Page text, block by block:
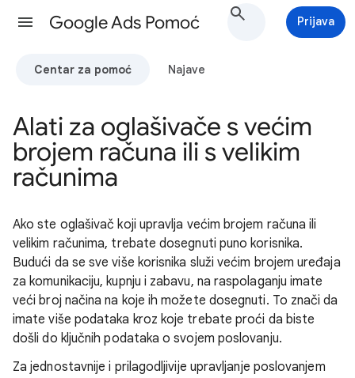
Google Ads Pomoć Prijava
Centar za pomoć Najave
Alati za oglašivače s većim
brojem računa ili s velikim
računima
Ako ste oglašivač koji upravlja većim brojem računa ili
velikim računima, trebate dosegnuti puno korisnika.
Budući da se sve više korisnika služi većim brojem uređaja
za komunikaciju, kupnju i zabavu, na raspolaganju imate
veći broj načina na koje ih možete dosegnuti. To znači da
imate više podataka kroz koje trebate proći da biste
došli do ključnih podataka o svojem poslovanju.
Za jednostavnije i prilagodljivije upravljanje poslovanjem